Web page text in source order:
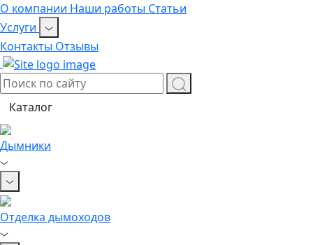
О компании Наши работы Статьи
Услуги
Контакты Отзывы
Каталог
Дымники
Отделка дымоходов